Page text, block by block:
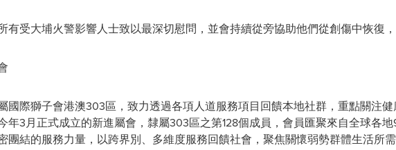
有受大埔火警影響人士致以最深切慰問，並會持續從旁協助他們從創傷中恢復，
國際獅子會港澳303區，致力透過各項人道服務項目回饋本地社群，重點關注
年3月正式成立的新進屬會，隸屬303區之第128個成員，會員匯聚來自全球各
團結的服務力量，以跨界別、多維度服務回饋社會，聚焦關懷弱勢群體生活所需